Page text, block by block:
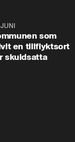
som
en tillflyktsort
skuldsatta